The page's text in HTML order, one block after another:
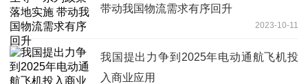
带动我国物流需求有序回升
2023-10-11
我国提出力争到2025年电动通航飞机投
入商业应用